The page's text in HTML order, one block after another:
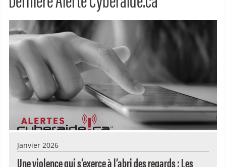
Janvier 2026
Une violence qui s’exerce à l’abri des regards : Les